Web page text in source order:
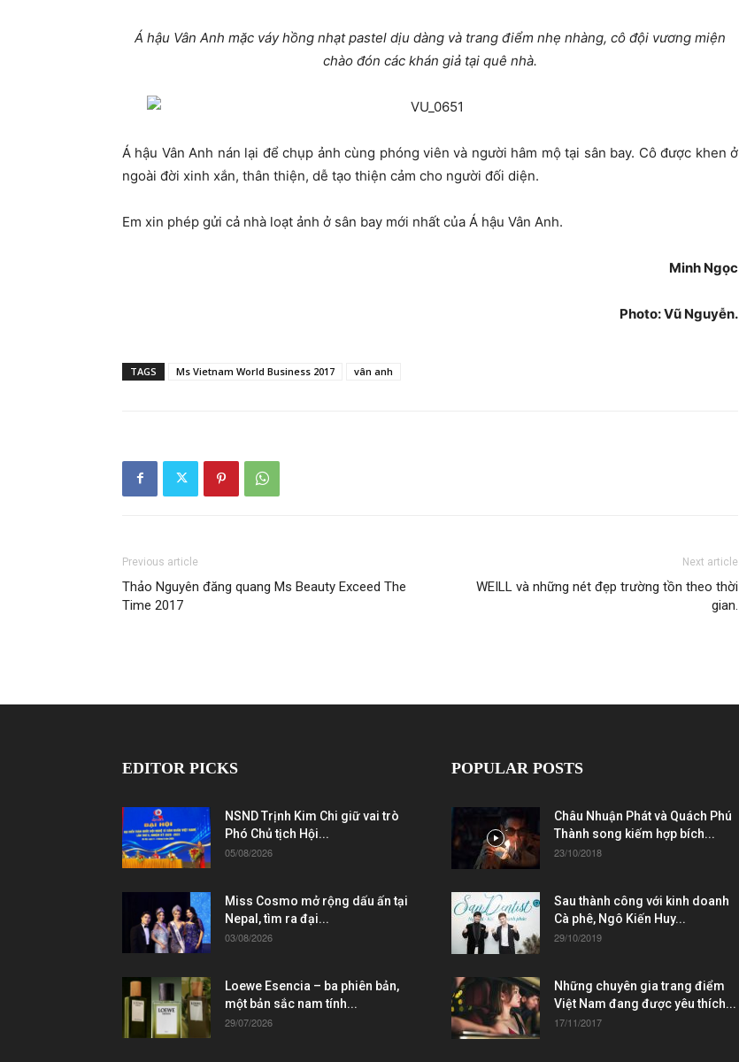
Á hậu Vân Anh mặc váy hồng nhạt pastel dịu dàng và trang điểm nhẹ nhàng, cô đội vương miện
chào đón các khán giả tại quê nhà.
Á hậu Vân Anh nán lại để chụp ảnh cùng phóng viên và người hâm mộ tại sân bay. Cô được khen ở
ngoài đời xinh xắn, thân thiện, dễ tạo thiện cảm cho người đối diện.
Em xin phép gửi cả nhà loạt ảnh ở sân bay mới nhất của Á hậu Vân Anh.
Minh Ngọc
Photo: Vũ Nguyễn.
TAGS Ms Vietnam World Business 2017 vân anh
Previous article
Thảo Nguyên đăng quang Ms Beauty Exceed The
Time 2017
Next article
WEILL và những nét đẹp trường tồn theo thời
gian.
EDITOR PICKS
NSND Trịnh Kim Chi giữ vai trò
Phó Chủ tịch Hội...
05/08/2026
Miss Cosmo mở rộng dấu ấn tại
Nepal, tìm ra đại...
03/08/2026
Loewe Esencia – ba phiên bản,
một bản sắc nam tính...
29/07/2026
POPULAR POSTS
Châu Nhuận Phát và Quách Phú
Thành song kiếm hợp bích...
23/10/2018
Sau thành công với kinh doanh
Cà phê, Ngô Kiến Huy...
29/10/2019
Những chuyên gia trang điểm
Việt Nam đang được yêu thích...
17/11/2017